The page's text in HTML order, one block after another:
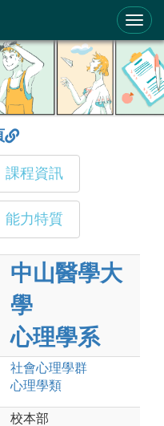
課程資訊
能力特質
中山醫學大
學
心理學系
社會心理學群
心理學類
校本部